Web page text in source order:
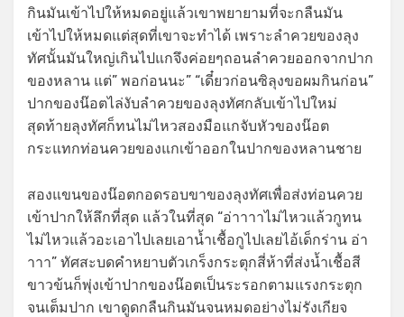
กินมันเข้าไปให้หมดอยู่แล้วเขาพยายามที่จะกลืนมัน
เข้าไปให้หมดแต่สุดที่เขาจะทำได้ เพราะลำควยของลุง
ทัศนั้นมันใหญ่เกินไปแกจึงค่อยๆถอนลำควยออกจากปาก
ของหลาน แต่” พอก่อนนะ” “เดี๋ยวก่อนซิลุงขอผมกินก่อน”
ปากของน๊อตไล่งับลำควยของลุงทัศกลับเข้าไปใหม่
สุดท้ายลุงทัศก็ทนไม่ไหวสองมือแกจับหัวของน๊อต
กระแทกท่อนควยของแกเข้าออกในปากของหลานชาย
สองแขนของน๊อตกอดรอบขาของลุงทัศเพื่อส่งท่อนควย
เข้าปากให้ลึกที่สุด แล้วในที่สุด “อ่าาาาไม่ไหวแล้วกูทน
ไม่ไหวแล้วอะเอาไปเลยเอาน้ำเชื้อกูไปเลยไอ้เด็กร่าน อ่า
าาา” ทัศสะบดคำหยาบตัวเกร็งกระตุกสี่ห้าที่ส่งน้ำเชื้อสี
ขาวข้นก็พุ่งเข้าปากของน๊อตเป็นระรอกตามแรงกระตุก
จนเต็มปาก เขาดูดกลืนกินมันจนหมดอย่างไม่รังเกียจ